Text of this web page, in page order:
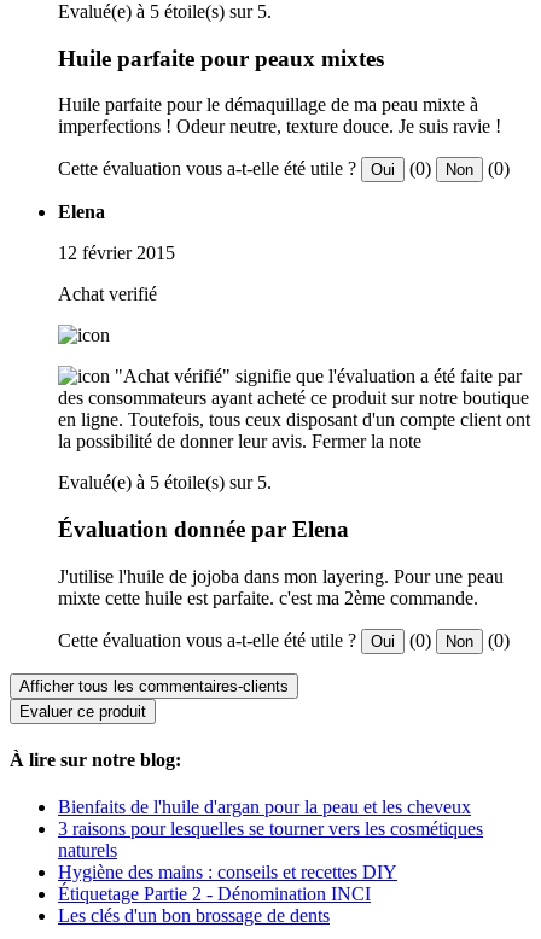
Evalué(e) à 5 étoile(s) sur 5.
Huile parfaite pour peaux mixtes
Huile parfaite pour le démaquillage de ma peau mixte à
imperfections ! Odeur neutre, texture douce. Je suis ravie !
Cette évaluation vous a-t-elle été utile ? Oui (0) Non (0)
Elena
12 février 2015
Achat verifié
"Achat vérifié" signifie que l'évaluation a été faite par
des consommateurs ayant acheté ce produit sur notre boutique
en ligne. Toutefois, tous ceux disposant d'un compte client ont
la possibilité de donner leur avis. Fermer la note
Evalué(e) à 5 étoile(s) sur 5.
Évaluation donnée par Elena
J'utilise l'huile de jojoba dans mon layering. Pour une peau
mixte cette huile est parfaite. c'est ma 2ème commande.
Cette évaluation vous a-t-elle été utile ? Oui (0) Non (0)
Afficher tous les commentaires-clients
Evaluer ce produit
À lire sur notre blog:
Bienfaits de l'huile d'argan pour la peau et les cheveux
3 raisons pour lesquelles se tourner vers les cosmétiques
naturels
Hygiène des mains : conseils et recettes DIY
Étiquetage Partie 2 - Dénomination INCI
Les clés d'un bon brossage de dents